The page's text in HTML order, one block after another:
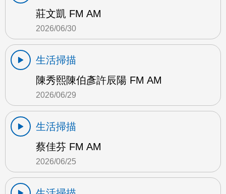
莊文凱 FM AM
2026/06/30
生活掃描
陳秀熙陳伯彥許辰陽 FM AM
2026/06/29
生活掃描
蔡佳芬 FM AM
2026/06/25